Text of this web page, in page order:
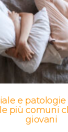
e
più comuni
giovani